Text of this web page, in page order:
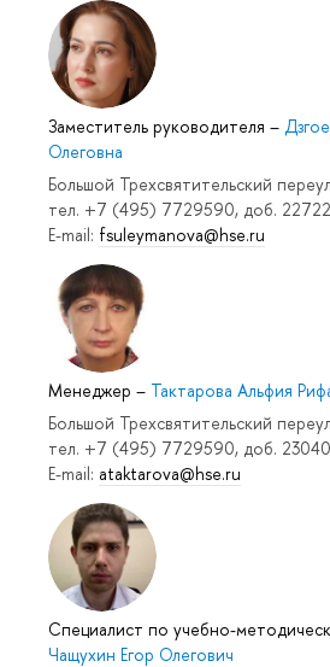
Заместитель руководителя –
Олеговна
Большой Трехсвятительский
тел. +7 (495) 7729590, доб. 22722
E-mail: fsuleymanova@hse.ru
Менеджер – Тактарова Альфия
Большой Трехсвятительский
тел. +7 (495) 7729590, доб. 23040
E-mail: ataktarova@hse.ru
Специалист по учебно-
Чащухин Егор Олегович